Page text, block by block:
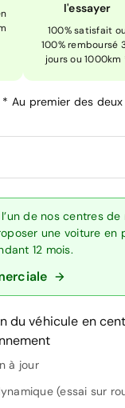
l'essayer
100% satisfait ou
100% remboursé
jours ou 1000km
* Au premier des
de nos centres
une voiture en
12 mois.
du véhicule en
à jour
(essai sur